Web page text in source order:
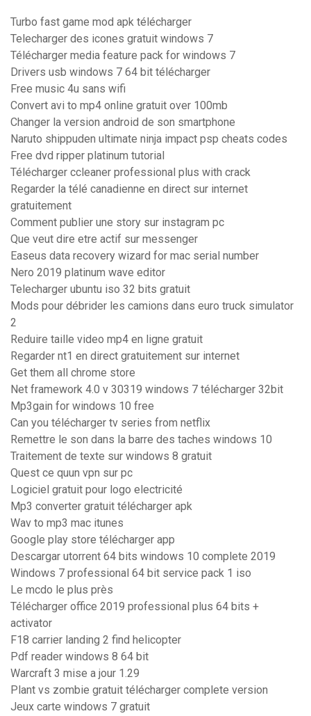
Turbo fast game mod apk télécharger
Telecharger des icones gratuit windows 7
Télécharger media feature pack for windows 7
Drivers usb windows 7 64 bit télécharger
Free music 4u sans wifi
Convert avi to mp4 online gratuit over 100mb
Changer la version android de son smartphone
Naruto shippuden ultimate ninja impact psp cheats codes
Free dvd ripper platinum tutorial
Télécharger ccleaner professional plus with crack
Regarder la télé canadienne en direct sur internet
gratuitement
Comment publier une story sur instagram pc
Que veut dire etre actif sur messenger
Easeus data recovery wizard for mac serial number
Nero 2019 platinum wave editor
Telecharger ubuntu iso 32 bits gratuit
Mods pour débrider les camions dans euro truck simulator
2
Reduire taille video mp4 en ligne gratuit
Regarder nt1 en direct gratuitement sur internet
Get them all chrome store
Net framework 4.0 v 30319 windows 7 télécharger 32bit
Mp3gain for windows 10 free
Can you télécharger tv series from netflix
Remettre le son dans la barre des taches windows 10
Traitement de texte sur windows 8 gratuit
Quest ce quun vpn sur pc
Logiciel gratuit pour logo electricité
Mp3 converter gratuit télécharger apk
Wav to mp3 mac itunes
Google play store télécharger app
Descargar utorrent 64 bits windows 10 complete 2019
Windows 7 professional 64 bit service pack 1 iso
Le mcdo le plus près
Télécharger office 2019 professional plus 64 bits +
activator
F18 carrier landing 2 find helicopter
Pdf reader windows 8 64 bit
Warcraft 3 mise a jour 1.29
Plant vs zombie gratuit télécharger complete version
Jeux carte windows 7 gratuit